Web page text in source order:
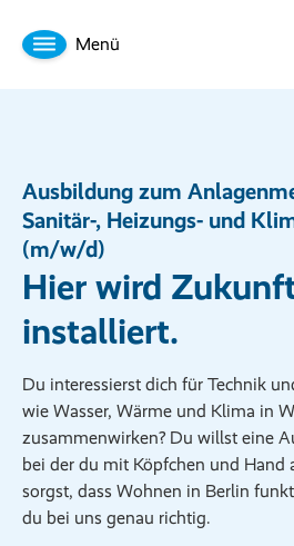
Menü
Ausbildung zum
Sanitär-, Heizungs- und
(m/w/d)
Hier wird
installiert.
Du interessierst dich für Technik
wie Wasser, Wärme und Klima in
zusammenwirken? Du willst eine
bei der du mit Köpfchen und Hand
sorgst, dass Wohnen in Berlin
du bei uns genau richtig.